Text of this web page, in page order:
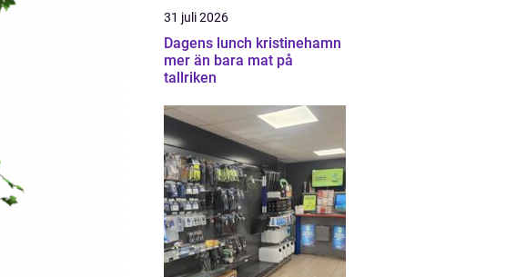
31 juli 2026
Dagens lunch kristinehamn
mer än bara mat på
tallriken